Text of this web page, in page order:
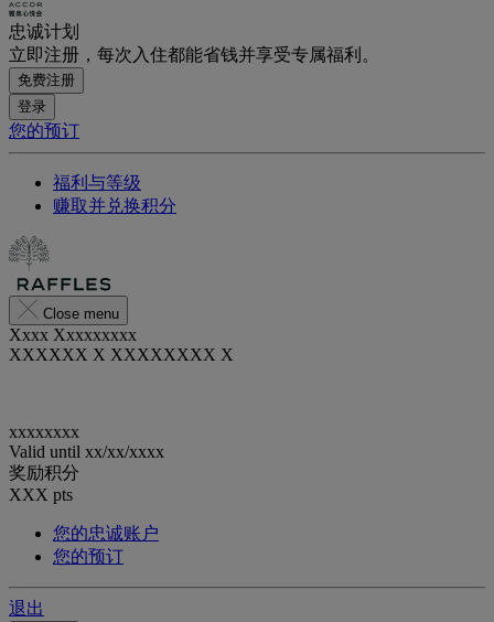
忠诚计划
立即注册，每次入住都能省钱并享受专属福利。
免费注册
登录
您的预订
福利与等级
赚取并兑换积分
Close menu
Xxxx Xxxxxxxxx
XXXXXX X XXXXXXXX X
xxxxxxxx
Valid until xx/xx/xxxx
奖励积分
XXX pts
您的忠诚账户
您的预订
退出